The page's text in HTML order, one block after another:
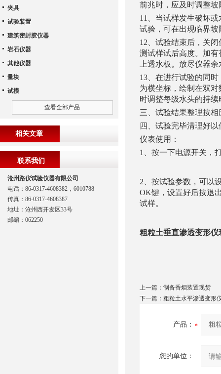
前兆时，应及时调整坡
11、 当试样发生破坏
试验，可在出现临界
12、 试验结束后，关
测试样试后高度。加
上透水板。放尽仪器
13、 在进行试验的同
为横坐标，绘制在双
时调整每级水头的持
三、 试验结果整理按相
四、 试验完毕清理好以
仪表使用：
1、 按一下电源开关，
2、按试验参数，可以
OK键，设置好后按退
试样。
粗粒土垂直渗透变形仪
上一篇： 制备香烟装置现货
下一篇： 粗粒土水平渗透变形
产品：
您的单位：
夹具
试验装置
建筑密封胶仪器
岩石仪器
其他仪器
量块
试模
查看全部产品
相关文章
联系我们
沧州路仪试验仪器有限公司
电话：86-0317-4608382，6010788
传真：86-0317-4608387
地址：沧州西开发区33号
邮编：062250